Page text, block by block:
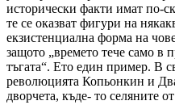
исторически факти имат по-
те се оказват фигури на
екзистенциална форма на
защото „времето тече само в
тъгата“. Ето един пример. В
революцията Копьонкин и
дворчета, къде- то селяните